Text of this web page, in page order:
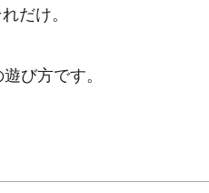
だけ。
び方です。